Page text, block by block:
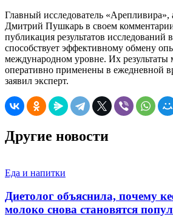
Главный исследователь
Дмитрий Пушкарь в своем
публикация результатов исследований
способствует эффективному обмену
международном уровне. Их результаты
оперативно применены в ежедневной
заявил эксперт.
Другие новости
Еда и напитки
Диетолог объяснила, почему
молоко снова становятся